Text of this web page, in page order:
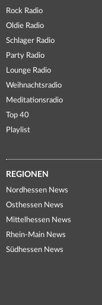
Rock Radio
Oldie Radio
Schlager Radio
Party Radio
Lounge Radio
Weihnachtsradio
Meditationsradio
Top 40
Playlist
REGIONEN
Nordhessen News
Osthessen News
Mittelhessen News
Rhein-Main News
Südhessen News